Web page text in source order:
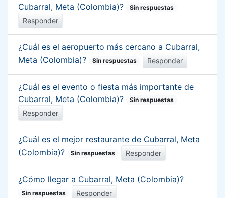
Cubarral, Meta (Colombia)?
Sin respuestas
Responder
¿Cuál es el aeropuerto más cercano a Cubarral,
Meta (Colombia)?
Sin respuestas Responder
¿Cuál es el evento o fiesta más importante de
Cubarral, Meta (Colombia)?
Sin respuestas
Responder
¿Cuál es el mejor restaurante de Cubarral, Meta
(Colombia)?
Sin respuestas Responder
¿Cómo llegar a Cubarral, Meta (Colombia)?
Sin respuestas Responder